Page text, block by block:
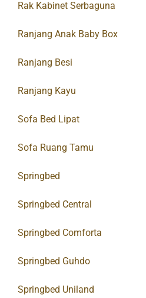
Rak Kabinet Serbaguna
Ranjang Anak Baby Box
Ranjang Besi
Ranjang Kayu
Sofa Bed Lipat
Sofa Ruang Tamu
Springbed
Springbed Central
Springbed Comforta
Springbed Guhdo
Springbed Uniland